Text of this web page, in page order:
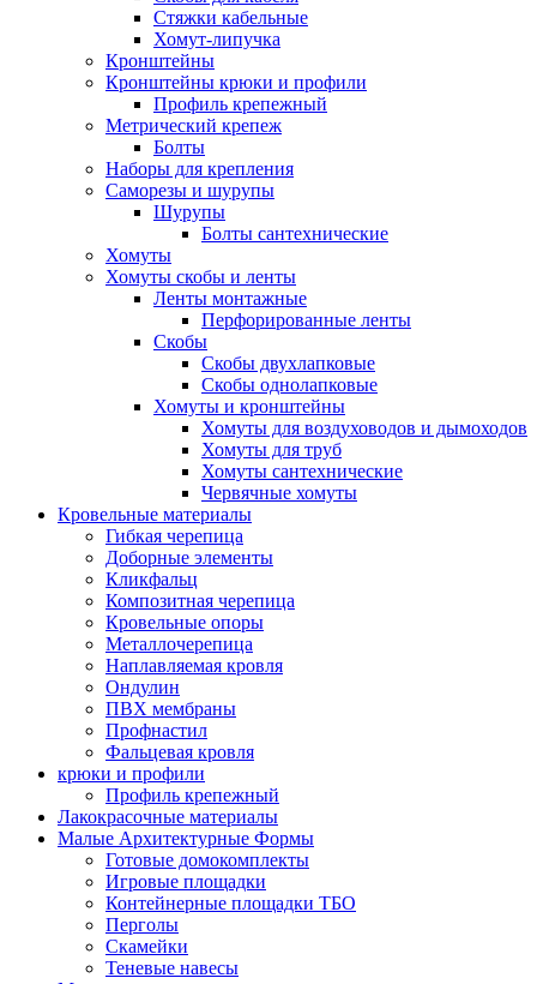
Стяжки кабельные
Хомут-липучка
Кронштейны
Кронштейны крюки и профили
Профиль крепежный
Метрический крепеж
Болты
Наборы для крепления
Саморезы и шурупы
Шурупы
Болты сантехнические
Хомуты
Хомуты скобы и ленты
Ленты монтажные
Перфорированные ленты
Скобы
Скобы двухлапковые
Скобы однолапковые
Хомуты и кронштейны
Хомуты для воздуховодов и дымоходов
Хомуты для труб
Хомуты сантехнические
Червячные хомуты
Кровельные материалы
Гибкая черепица
Доборные элементы
Кликфальц
Композитная черепица
Кровельные опоры
Металлочерепица
Наплавляемая кровля
Ондулин
ПВХ мембраны
Профнастил
Фальцевая кровля
крюки и профили
Профиль крепежный
Лакокрасочные материалы
Малые Архитектурные Формы
Готовые домокомплекты
Игровые площадки
Контейнерные площадки ТБО
Перголы
Скамейки
Теневые навесы